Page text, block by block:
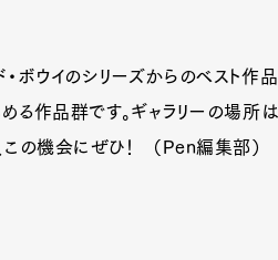
・ボウイのシリーズからのベスト作品
作品群です。ギャラリーの場所は
の機会にぜひ！ （Pen編集部）